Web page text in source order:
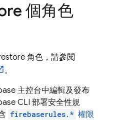
個角色
角色，請參閱
。
主控台中編輯及發布
CLI 部署安全性規
firebaserules.* 權限